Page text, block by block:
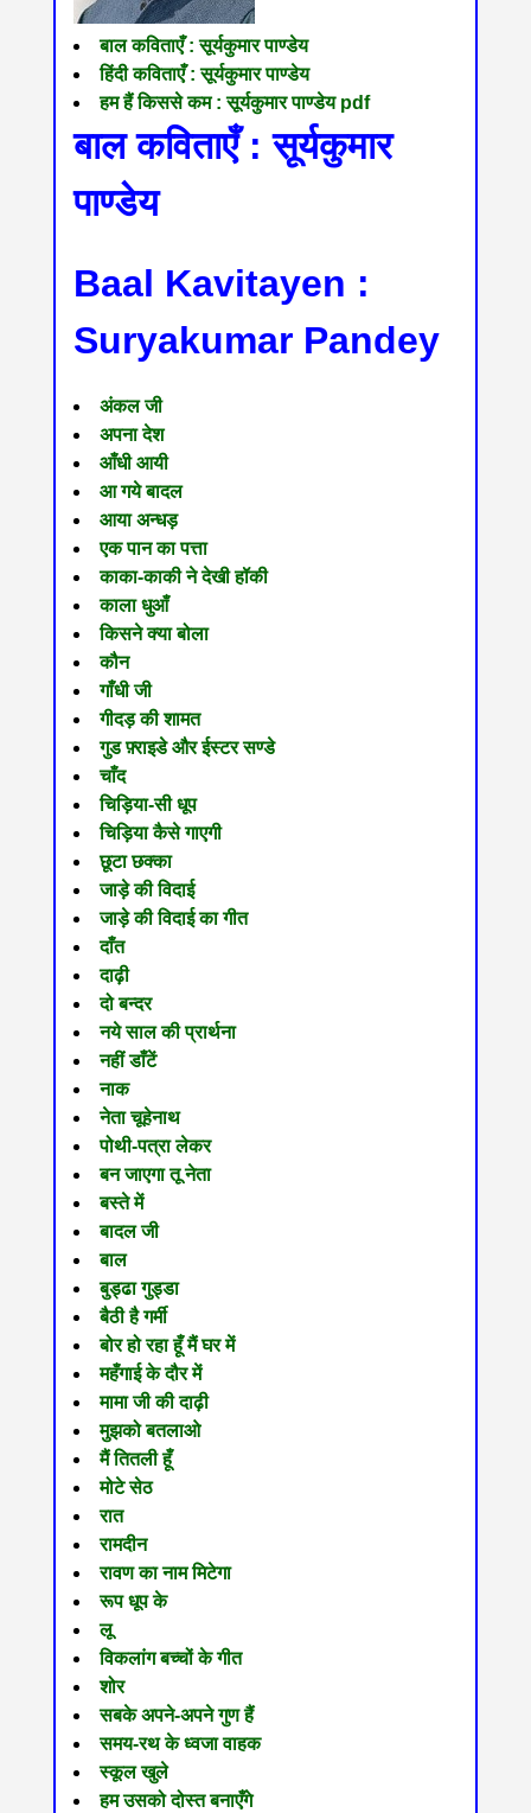
बाल कविताएँ : सूर्यकुमार पाण्डेय
हिंदी कविताएँ : सूर्यकुमार पाण्डेय
हम हैं किससे कम : सूर्यकुमार पाण्डेय pdf
बाल कविताएँ : सूर्यकुमार
पाण्डेय
Baal Kavitayen :
Suryakumar Pandey
अंकल जी
अपना देश
आँधी आयी
आ गये बादल
आया अन्धड़
एक पान का पत्ता
काका-काकी ने देखी हॉकी
काला धुआँ
किसने क्या बोला
कौन
गाँधी जी
गीदड़ की शामत
गुड फ़्राइडे और ईस्टर सण्डे
चाँद
चिड़िया-सी धूप
चिड़िया कैसे गाएगी
छूटा छक्का
जाड़े की विदाई
जाड़े की विदाई का गीत
दाँत
दाढ़ी
दो बन्दर
नये साल की प्रार्थना
नहीं डाँटें
नाक
नेता चूहेनाथ
पोथी-पत्रा लेकर
बन जाएगा तू नेता
बस्ते में
बादल जी
बाल
बुड्ढा गुड्डा
बैठी है गर्मी
बोर हो रहा हूँ मैं घर में
महँगाई के दौर में
मामा जी की दाढ़ी
मुझको बतलाओ
मैं तितली हूँ
मोटे सेठ
रात
रामदीन
रावण का नाम मिटेगा
रूप धूप के
लू
विकलांग बच्चों के गीत
शोर
सबके अपने-अपने गुण हैं
समय-रथ के ध्वजा वाहक
स्कूल खुले
हम उसको दोस्त बनाएँगे